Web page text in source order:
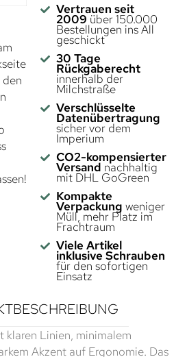
Vertrauen seit
2009 über 150.000
Bestellungen ins All
geschickt
30 Tage
Rückgaberecht
innerhalb der
Milchstraße
Verschlüsselte
Datenübertragung
sicher vor dem
Imperium
CO2-kompensierter
Versand nachhaltig
mit DHL GoGreen
Kompakte
Verpackung weniger
Müll, mehr Platz im
Frachtraum
Viele Artikel
inklusive Schrauben
für den sofortigen
Einsatz
Linien, minimalem
Akzent auf Ergonomie. Das